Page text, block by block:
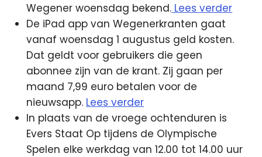
Wegener woensdag bekend. Lees verder
De iPad app van Wegenerkranten gaat
vanaf woensdag 1 augustus geld kosten.
Dat geldt voor gebruikers die geen
abonnee zijn van de krant. Zij gaan per
maand 7,99 euro betalen voor de
nieuwsapp. Lees verder
In plaats van de vroege ochtenduren is
Evers Staat Op tijdens de Olympische
Spelen elke werkdag van 12.00 tot 14.00 uur